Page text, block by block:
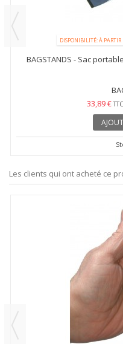
DISPONIBILITÉ: À
BAGSTANDS - Sac
33,89 € TTC
Les clients qui ont acheté ce